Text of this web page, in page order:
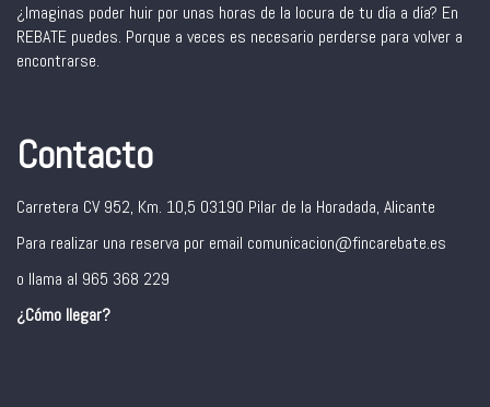
¿Imaginas poder huir por unas horas de la locura de tu día a día? En
REBATE puedes. Porque a veces es necesario perderse para volver a
encontrarse.
Contacto
Carretera CV 952, Km. 10,5 03190 Pilar de la Horadada, Alicante
Para realizar una reserva por email comunicacion@fincarebate.es
o llama al 965 368 229
¿Cómo llegar?